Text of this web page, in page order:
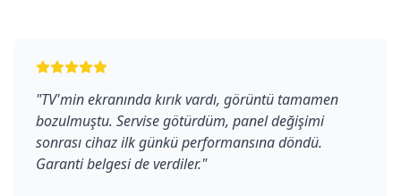
"TV'min ekranında kırık vardı, görüntü tamamen
bozulmuştu. Servise götürdüm, panel değişimi
sonrası cihaz ilk günkü performansına döndü.
Garanti belgesi de verdiler."